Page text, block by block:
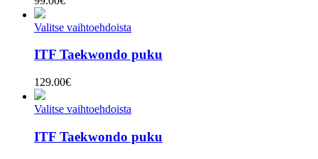
Valitse vaihtoehdoista
ITF Taekwondo puku
129.00€
Valitse vaihtoehdoista
ITF Taekwondo puku